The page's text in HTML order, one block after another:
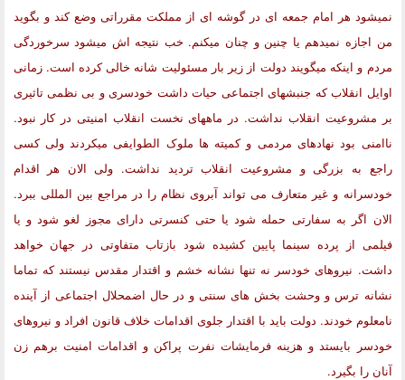
نمیشود هر امام جمعه ای در گوشه ای از مملکت مقرراتی وضع کند و بگوید
من اجازه نمیدهم یا چنین و چنان میکنم. خب نتیجه اش میشود سرخوردگی
مردم و اینکه میگویند دولت از زیر بار مسئولیت شانه خالی کرده است. زمانی
اوایل انقلاب که جنبشهای اجتماعی حیات داشت خودسری و بی نظمی تاثیری
بر مشروعیت انقلاب نداشت. در ماههای نخست انقلاب امنیتی در کار نبود.
ناامنی بود نهادهای مردمی و کمیته ها ملوک الطوایفی میکردند ولی کسی
راجع به بزرگی و مشروعیت انقلاب تردید نداشت. ولی الان هر اقدام
خودسرانه و غیر متعارف می تواند آبروی نظام را در مراجع بین المللی ببرد.
الان اگر به سفارتی حمله شود یا حتی کنسرتی دارای مجوز لغو شود و یا
فیلمی از پرده سینما پایین کشیده شود بازتاب متفاوتی در جهان خواهد
داشت. نیروهای خودسر نه تنها نشانه خشم و اقتدار مقدس نیستند که تماما
نشانه ترس و وحشت بخش های سنتی و در حال اضمحلال اجتماعی از آینده
نامعلوم خودند. دولت باید با اقتدار جلوی اقدامات خلاف قانون افراد و نیروهای
خودسر بایستد و هزینه فرمایشات نفرت پراکن و اقدامات امنیت برهم زن
آنان را بگیرد.